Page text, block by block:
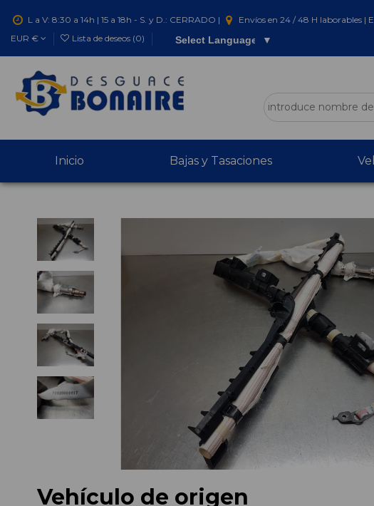
L a V: 8:30 a 14h | 15 a 18h - S. y D.: CERRADO | Envíos en 24 / 48 H laborables |
EUR €
Lista de deseos (0) Select Language ▼
Inicio Bajas y Tasaciones
Vehículo de origen